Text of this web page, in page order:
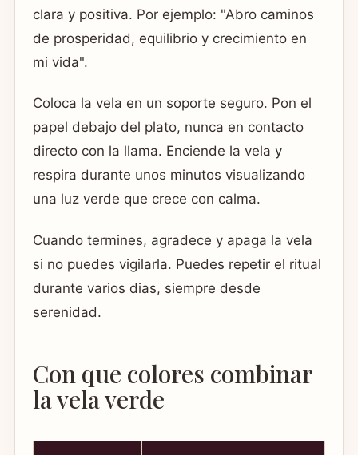
clara y positiva. Por ejemplo: "Abro caminos
de prosperidad, equilibrio y crecimiento en
mi vida".
Coloca la vela en un soporte seguro. Pon el
papel debajo del plato, nunca en contacto
directo con la llama. Enciende la vela y
respira durante unos minutos visualizando
una luz verde que crece con calma.
Cuando termines, agradece y apaga la vela
si no puedes vigilarla. Puedes repetir el ritual
durante varios dias, siempre desde
serenidad.
Con que colores combinar
la vela verde